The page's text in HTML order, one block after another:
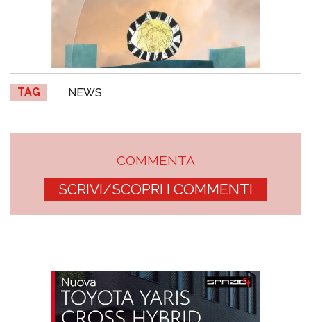
TAG NEWS
COMMENTA
SCRIVI/SCOPRI I COMMENTI